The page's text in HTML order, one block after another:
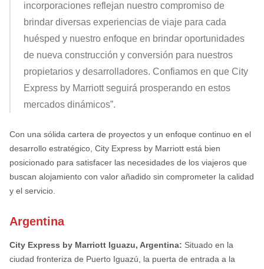
incorporaciones reflejan nuestro compromiso de
brindar diversas experiencias de viaje para cada
huésped y nuestro enfoque en brindar oportunidades
de nueva construcción y conversión para nuestros
propietarios y desarrolladores. Confiamos en que City
Express by Marriott seguirá prosperando en estos
mercados dinámicos”.
Con una sólida cartera de proyectos y un enfoque continuo en el
desarrollo estratégico, City Express by Marriott está bien
posicionado para satisfacer las necesidades de los viajeros que
buscan alojamiento con valor añadido sin comprometer la calidad
y el servicio.
Argentina
City Express by Marriott Iguazu, Argentina: Situado en la
ciudad fronteriza de Puerto Iguazú, la puerta de entrada a la